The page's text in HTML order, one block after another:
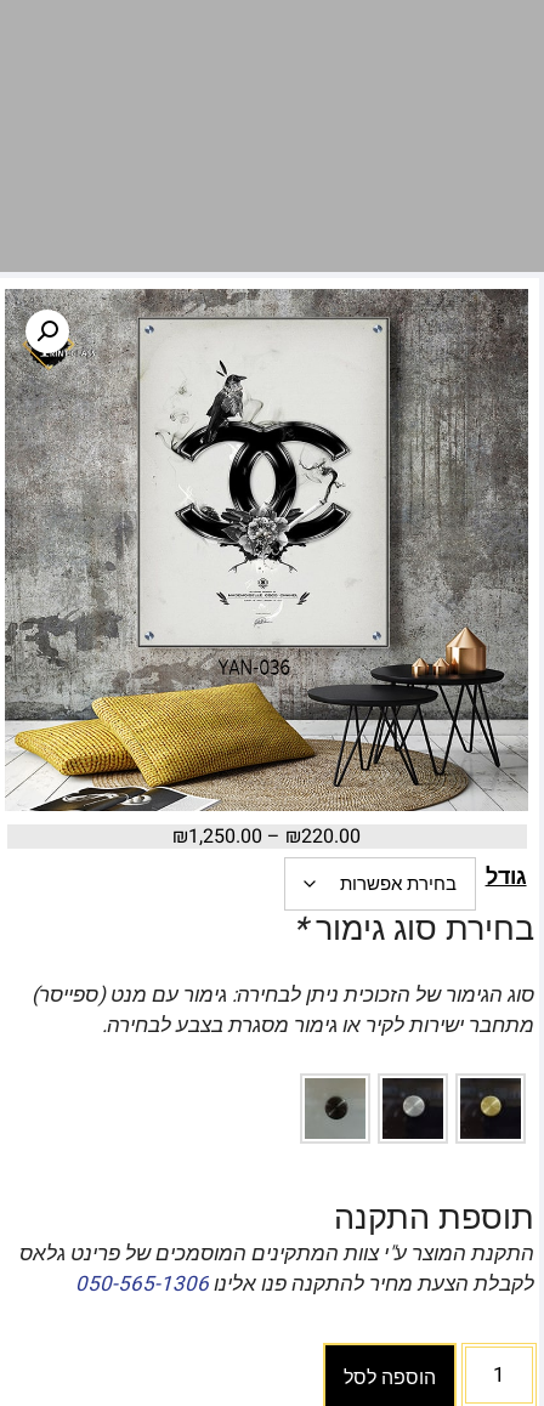
₪220.00
–
₪1,250.00
גודל
בחירת סוג גימור*
סוג הגימור של הזכוכית ניתן לבחירה: גימור עם מנט (ספייסר)
מתחבר ישירות לקיר או גימור מסגרת בצבע לבחירה.
תוספת התקנה
התקנת המוצר ע"י צוות המתקינים המוסמכים של פרינט גלאס
לקבלת הצעת מחיר להתקנה פנו אלינו050-565-1306
הוספה לסל